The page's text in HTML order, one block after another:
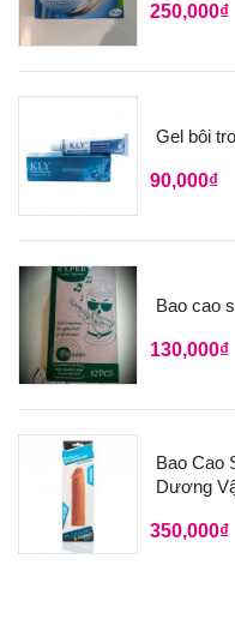
250,000₫
Gel bôi
90,000₫
Bao cao
130,000₫
Bao Cao
Dương
350,000₫